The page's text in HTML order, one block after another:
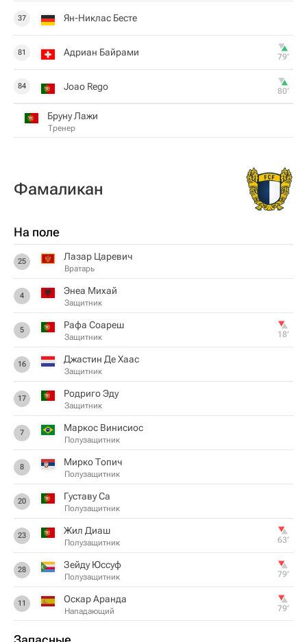
37 Ян-Никлас Бесте
81 Адриан Байрами 79‎’‎
84 Joao Rego 80‎’‎
Бруну Лажи
Тренер
Фамаликан
На поле
25 Лазар Царевич
Вратарь
4 Энеа Михай
Защитник
5 Рафа Соареш
Защитник 18‎’‎
16 Джастин Де Хаас
Защитник
17 Родриго Эду
Защитник
7 Маркос Винисиос
Полузащитник
8 Мирко Топич
Полузащитник
20 Густаву Са
Полузащитник
23 Жил Диаш
Полузащитник 63‎’‎
28 Зейду Юссуф
Полузащитник 79‎’‎
11 Оскар Аранда
Нападающий 79‎’‎